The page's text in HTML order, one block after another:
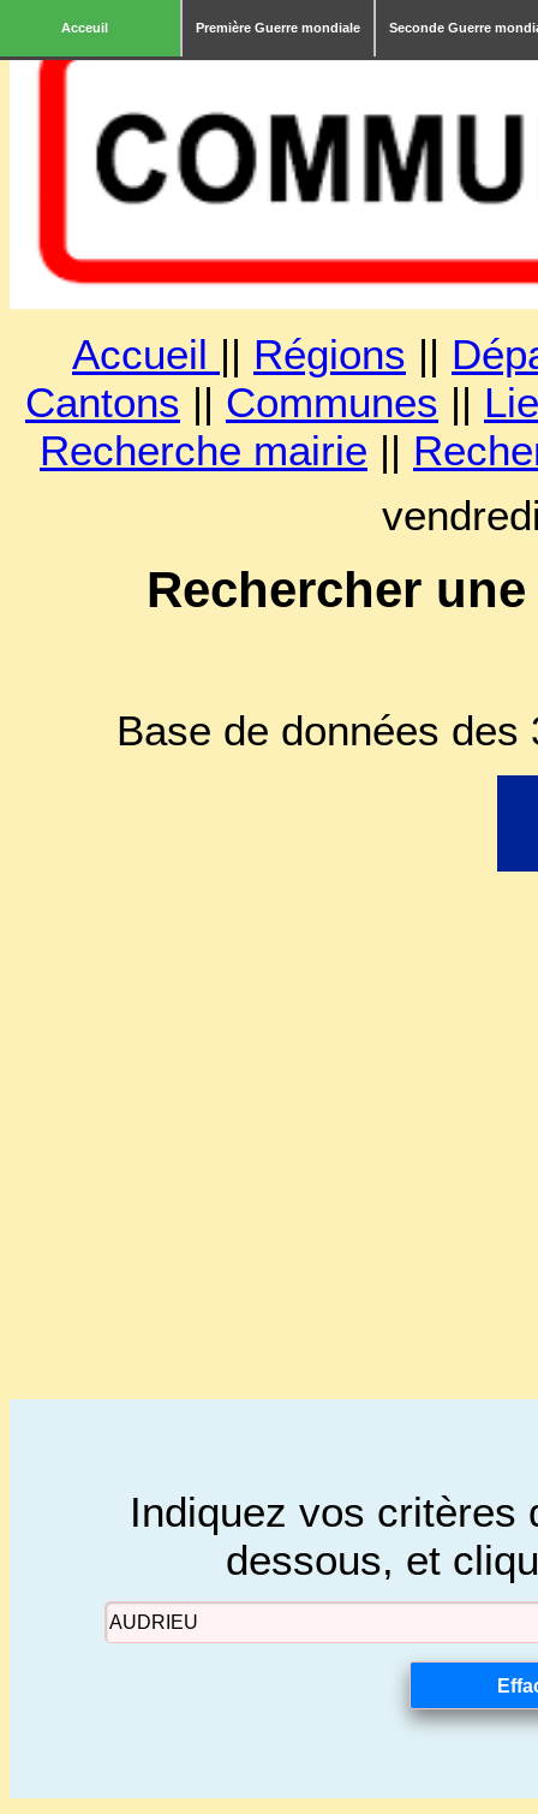
Acceuil Première Guerre mondiale Seconde Guerre
Accueil || Régions ||
Cantons || Communes ||
Recherche mairie ||
Rechercher
Base de données
Indiquez vos critères
dessous, et